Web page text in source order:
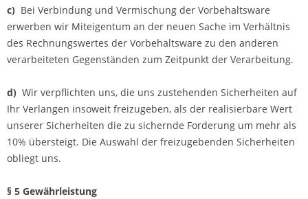
c) Bei Verbindung und Vermischung der Vorbehaltsware
erwerben wir Miteigentum an der neuen Sache im Verhältnis
des Rechnungswertes der Vorbehaltsware zu den anderen
verarbeiteten Gegenständen zum Zeitpunkt der Verarbeitung.
d) Wir verpflichten uns, die uns zustehenden Sicherheiten auf
Ihr Verlangen insoweit freizugeben, als der realisierbare Wert
unserer Sicherheiten die zu sichernde Forderung um mehr als
10% übersteigt. Die Auswahl der freizugebenden Sicherheiten
obliegt uns.
§ 5 Gewährleistung